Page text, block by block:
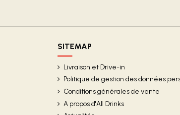
SITEMAP
Livraison et Drive-in
Politique de gestion des données
Conditions générales de vente
A propos d'All Drinks